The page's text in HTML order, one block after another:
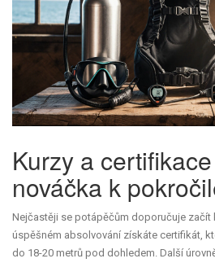
Kurzy a
nováčka k
Nejčastěji se potápěčům doporučuje začít
úspěšném absolvování získáte certifikát,
do 18-20 metrů pod dohledem. Další